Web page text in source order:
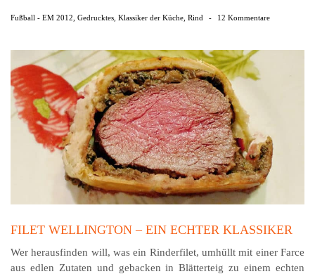
Fußball - EM 2012 Gedrucktes Klassiker der Küche Rind - 12 Kommentare
FILET WELLINGTON – EIN ECHTER KLASSIKER
Wer herausfinden will, was ein Rinderfilet, umhüllt mit einer Farce
aus edlen Zutaten und gebacken in Blätter­teig zu einem echten